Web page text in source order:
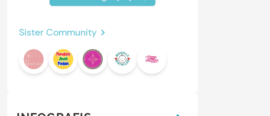
Sister Community